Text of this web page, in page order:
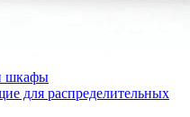
шкафы
для распределительных